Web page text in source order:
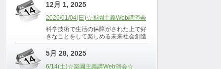
12月 1, 2025
2026/01/04(日)☆楽園主義Web講演会
科学技術で生活の保障がされた上で好
きなことをして楽しめる未来社会創造
5月 28, 2025
6/14(土)☆楽園主義講Web演会☆